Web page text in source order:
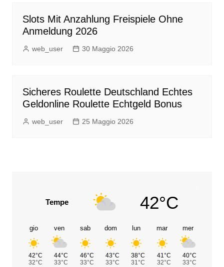
Slots Mit Anzahlung Freispiele Ohne
Anmeldung 2026
web_user 30 Maggio 2026
Sicheres Roulette Deutschland Echtes
Geldonline Roulette Echtgeld Bonus
web_user 25 Maggio 2026
Tempe 42°C
gio
42°C
32°C
ven
44°C
33°C
sab
46°C
33°C
dom
43°C
33°C
lun
38°C
31°C
mar
41°C
32°C
mer
40°C
33°C